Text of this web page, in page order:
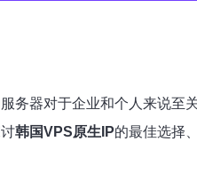
务器对于企业和个人来说至关
韩国VPS原生IP的最佳选择